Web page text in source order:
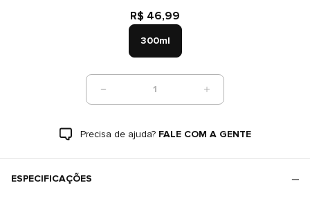
R$ 46,99
300ml
1
Precisa de ajuda? FALE COM A GENTE
ESPECIFICAÇÕES